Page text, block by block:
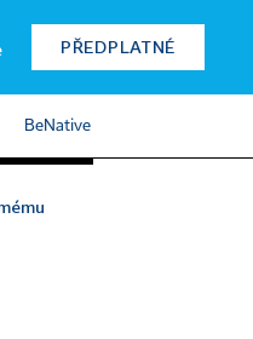
PŘEDPLATNÉ
BeNative